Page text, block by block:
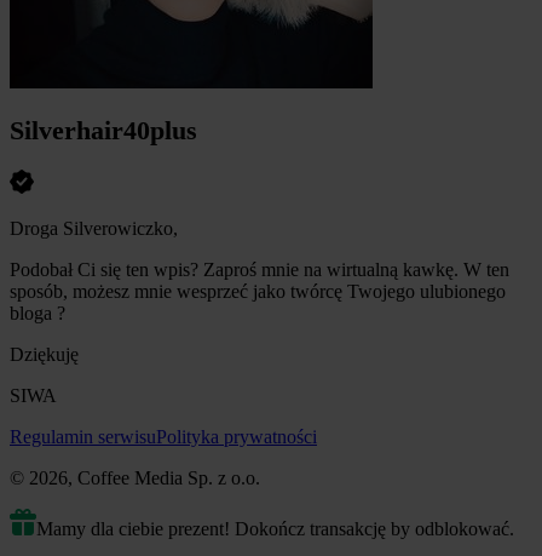
Silverhair40plus
Droga Silverowiczko,
Podobał Ci się ten wpis? Zaproś mnie na wirtualną kawkę. W ten
sposób, możesz mnie wesprzeć jako twórcę Twojego ulubionego
bloga ?
Dziękuję
SIWA
Regulamin serwisuPolityka prywatności
© 2026, Coffee Media Sp. z o.o.
Mamy dla ciebie prezent! Dokończ transakcję by odblokować.